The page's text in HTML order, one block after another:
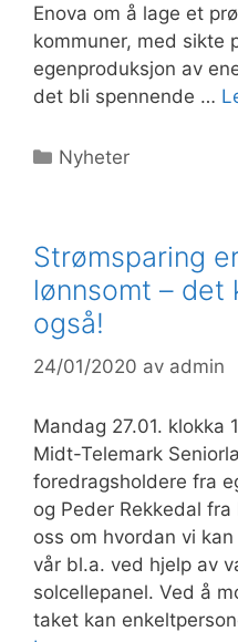
Enova om å lage et
kommuner, med sikte
egenproduksjon av
det bli spennende …
Kategorier
Nyheter
Strømsparing
lønnsomt –
også!
24/01/2020 av admin
Mandag 27.01. klokka
Midt-Telemark
foredragsholdere fra
og Peder Rekkedal
oss om hvordan vi
vår bl.a. ved hjelp av
solcellepanel. Ved å
taket kan